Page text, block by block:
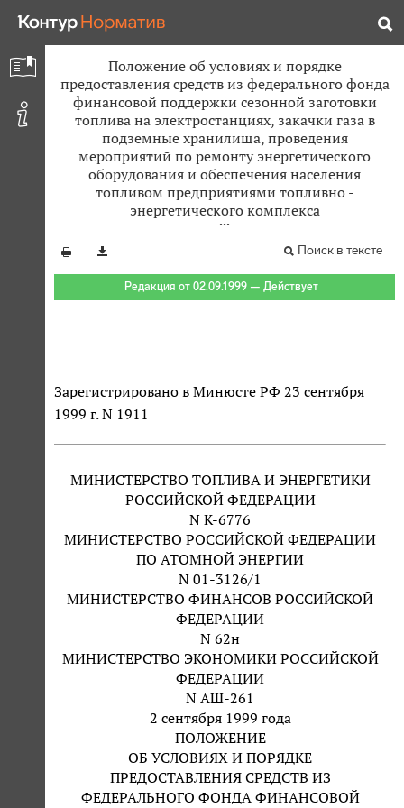
Положение об условиях и порядке
предоставления средств из федерального фонда
финансовой поддержки сезонной заготовки
топлива на электростанциях, закачки газа в
подземные хранилища, проведения
мероприятий по ремонту энергетического
оборудования и обеспечения населения
топливом предприятиями топливно -
энергетического комплекса
Поиск в тексте
Редакция от 02.09.1999 — Действует
Зарегистрировано в Минюсте РФ 23 сентября
1999 г. N 1911
МИНИСТЕРСТВО ТОПЛИВА И ЭНЕРГЕТИКИ
РОССИЙСКОЙ ФЕДЕРАЦИИ
N К-6776
МИНИСТЕРСТВО РОССИЙСКОЙ ФЕДЕРАЦИИ
ПО АТОМНОЙ ЭНЕРГИИ
N 01-3126/1
МИНИСТЕРСТВО ФИНАНСОВ РОССИЙСКОЙ
ФЕДЕРАЦИИ
N 62н
МИНИСТЕРСТВО ЭКОНОМИКИ РОССИЙСКОЙ
ФЕДЕРАЦИИ
N АШ-261
2 сентября 1999 года
ПОЛОЖЕНИЕ
ОБ УСЛОВИЯХ И ПОРЯДКЕ
ПРЕДОСТАВЛЕНИЯ СРЕДСТВ ИЗ
ФЕДЕРАЛЬНОГО ФОНДА ФИНАНСОВОЙ